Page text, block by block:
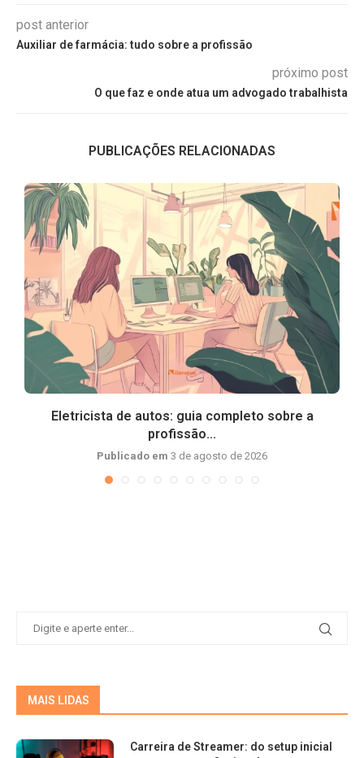
post anterior
Auxiliar de farmácia: tudo sobre a profissão
próximo post
O que faz e onde atua um advogado trabalhista
PUBLICAÇÕES RELACIONADAS
Eletricista de autos: guia completo sobre a
profissão...
Publicado em 3 de agosto de 2026
MAIS LIDAS
Carreira de Streamer: do setup inicial